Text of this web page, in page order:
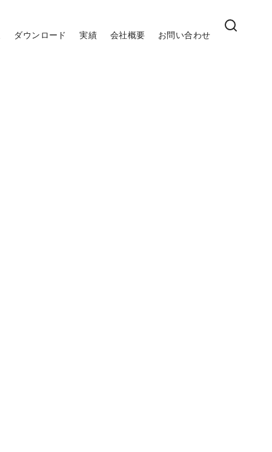
ダウンロード 実績 会社概要 お問い合わせ